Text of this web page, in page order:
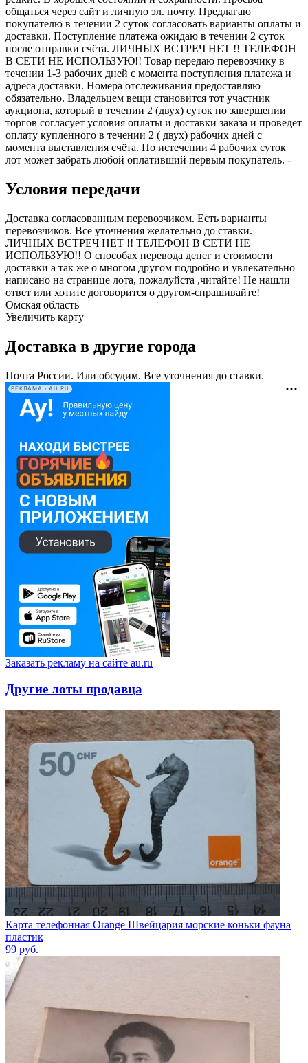
общаться через сайт и личную эл. почту. Предлагаю
покупателю в течении 2 суток согласовать варианты оплаты и
доставки. Поступление платежа ожидаю в течении 2 суток
после отправки счёта. ЛИЧНЫХ ВСТРЕЧ НЕТ !! ТЕЛЕФОН
В СЕТИ НЕ ИСПОЛЬЗУЮ!! Товар передаю перевозчику в
течении 1-3 рабочих дней с момента поступления платежа и
адреса доставки. Номера отслеживания предоставляю
обязательно. Владельцем вещи становится тот участник
аукциона, который в течении 2 (двух) суток по завершении
торгов согласует условия оплаты и доставки заказа и проведет
оплату купленного в течении 2 ( двух) рабочих дней с
момента выставления счёта. По истечении 4 рабочих суток
лот может забрать любой оплативший первым покупатель. -
Условия передачи
Доставка согласованным перевозчиком. Есть варианты
перевозчиков. Все уточнения желательно до ставки.
ЛИЧНЫХ ВСТРЕЧ НЕТ !! ТЕЛЕФОН В СЕТИ НЕ
ИСПОЛЬЗУЮ!! О способах перевода денег и стоимости
доставки а так же о многом другом подробно и увлекательно
написано на странице лота, пожалуйста ,читайте! Не нашли
ответ или хотите договорится о другом-спрашивайте!
Омская область
Увеличить карту
Доставка в другие города
Почта России. Или обсудим. Все уточнения до ставки.
РЕКЛАМА • AU.RU
Заказать рекламу на сайте au.ru
Другие лоты продавца
Карта телефонная Orange Швейцария морские коньки фауна
пластик
99 руб.